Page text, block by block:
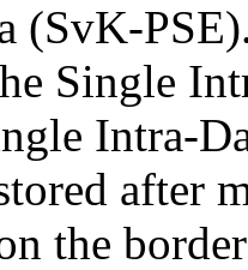
(SvK-
Single
Intra-
after
the